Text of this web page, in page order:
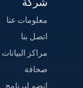
معلومات عنا
اتصل بنا
مراكز البيانات
صحافة
إنضم لبرنامج